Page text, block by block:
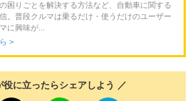
困りごとを解決する方法など、自動車に関する
。普段クルマは乗るだけ・使うだけのユーザー
に興味が...
>
役に立ったらシェアしよう ／